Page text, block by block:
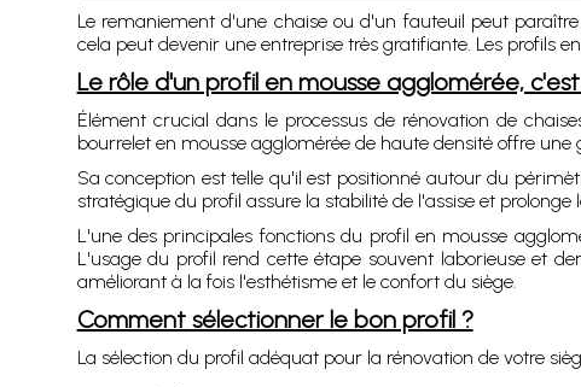
Le remaniement d'une chaise ou d'un fauteuil peut
cela peut devenir une entreprise très gratifiante. Les profils
Le rôle d'un profil en mousse agglomérée,
Élément crucial dans le processus de rénovation de
bourrelet en mousse agglomérée de haute densité offre une
Sa conception est telle qu'il est positionné autour du
stratégique du profil assure la stabilité de l'assise et
L'une des principales fonctions du profil en mousse
L'usage du profil rend cette étape souvent laborieuse et
améliorant à la fois l'esthétisme et le confort du siège.
Comment sélectionner le bon profil ?
La sélection du profil adéquat pour la rénovation de votre